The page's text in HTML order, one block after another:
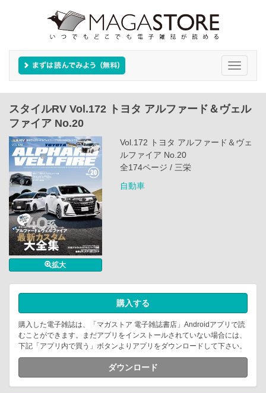
Toggle
スタイルRV Vol.172 トヨタ アルファード＆ヴェル
ファイア No.20
拡大
Vol.172 トヨタ アルファード＆ヴェ
ルファイア No.20
全174ページ / 三栄
自動車
購入する
購入した電子雑誌は、「マガストア 電子雑誌書店」Androidアプリで読
むことができます。まだアプリをインストールされていない場合には、
下記「アプリ内で買う」ボタンよりアプリをダウンロードして下さい。
ダウンロード